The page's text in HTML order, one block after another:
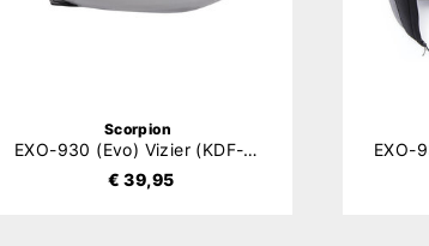
Scorpion
EXO-930 (Evo) Vizier (KDF-31)
€ 39,95